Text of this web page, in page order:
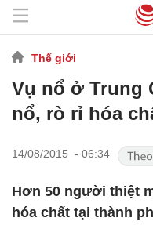
Thế giới
Vụ nổ ở Trung
nổ, rò rỉ hóa
14/08/2015 - 06:34
Hơn 50 người thiệt
hóa chất tại thành